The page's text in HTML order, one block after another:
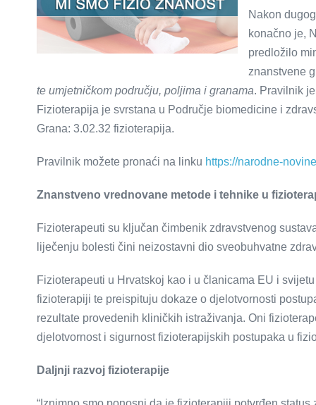
Nakon
konačno je,
predložilo
znanstvene
te umjetničkom području, poljima i granama. Pravilnik
Fizioterapija je svrstana u Područje biomedicine i
Grana: 3.02.32 fizioterapija.
Pravilnik možete pronaći na linku https://narodne-
Znanstveno vrednovane metode i tehnike u
Fizioterapeuti su ključan čimbenik zdravstvenog
liječenju bolesti čini neizostavni dio sveobuhvatne
Fizioterapeuti u Hrvatskoj kao i u članicama EU i
fizioterapiji te preispituju dokaze o djelotvornosti
rezultate provedenih kliničkih istraživanja. Oni
djelotvornost i sigurnost fizioterapijskih postupaka u
Daljnji razvoj fizioterapije